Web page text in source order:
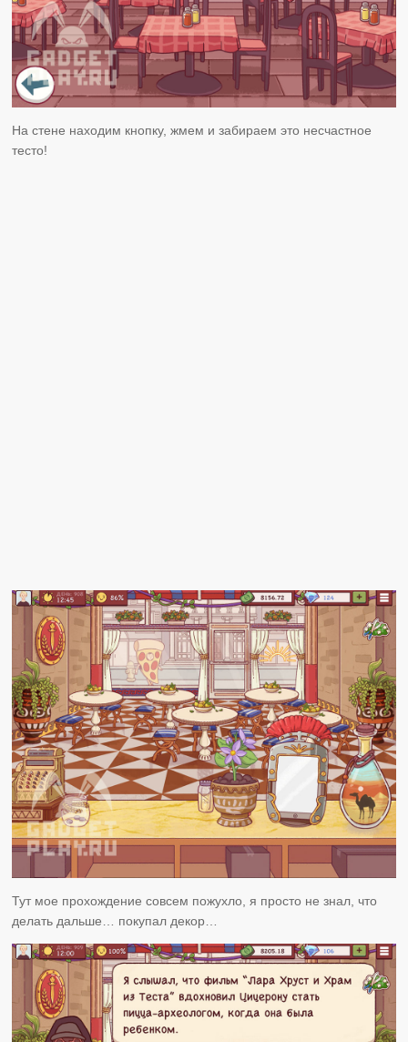
На стене находим кнопку, жмем и забираем это несчастное
тесто!
Тут мое прохождение совсем пожухло, я просто не знал, что
делать дальше… покупал декор…